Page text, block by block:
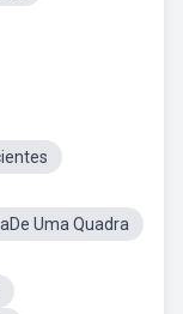
Uma Quadra